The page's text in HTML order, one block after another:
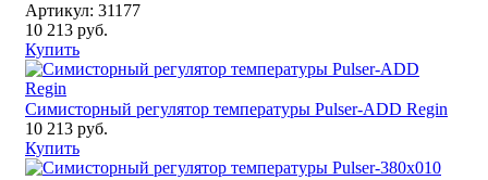
Артикул: 31177
10 213 руб.
Купить
Симисторный регулятор температуры Pulser-ADD Regin
10 213 руб.
Купить